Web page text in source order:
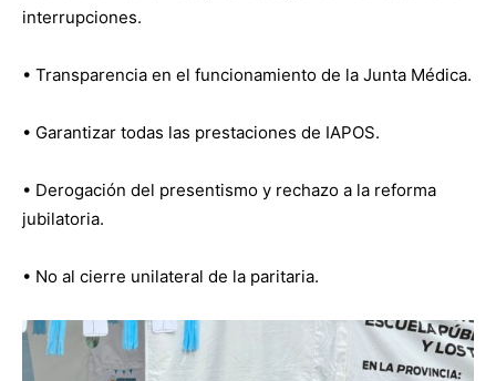
interrupciones.
• Transparencia en el funcionamiento de la Junta Médica.
• Garantizar todas las prestaciones de IAPOS.
• Derogación del presentismo y rechazo a la reforma
jubilatoria.
• No al cierre unilateral de la paritaria.